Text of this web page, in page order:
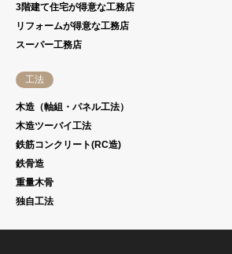
3階建て住宅が得意な工務店
リフォームが得意な工務店
スーパー工務店
工法
木造（軸組・パネル工法）
木造ツーバイ工法
鉄筋コンクリート(RC造)
鉄骨造
重量木骨
独自工法